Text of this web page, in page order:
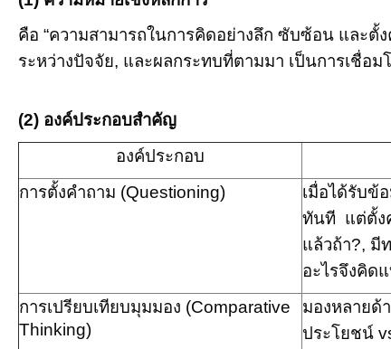
คือ “ความสามารถในการคิดอย่างลึก ซับซ้อน และตั้
ระหว่างปัจจัย, และผลกระทบที่ตามมา เป็นการเชื่อม
(2) องค์ประกอบสำคัญ
องค์ประกอบ
การตั้งคำถาม (Questioning)
เมื่อได้รับข้
ทันที แต่ตั้ง
แล้วถ้า?, มี
อะไรจึงคิด
การเปรียบเทียบมุมมอง (Comparative
Thinking)
มองหลายด้
ประโยชน์